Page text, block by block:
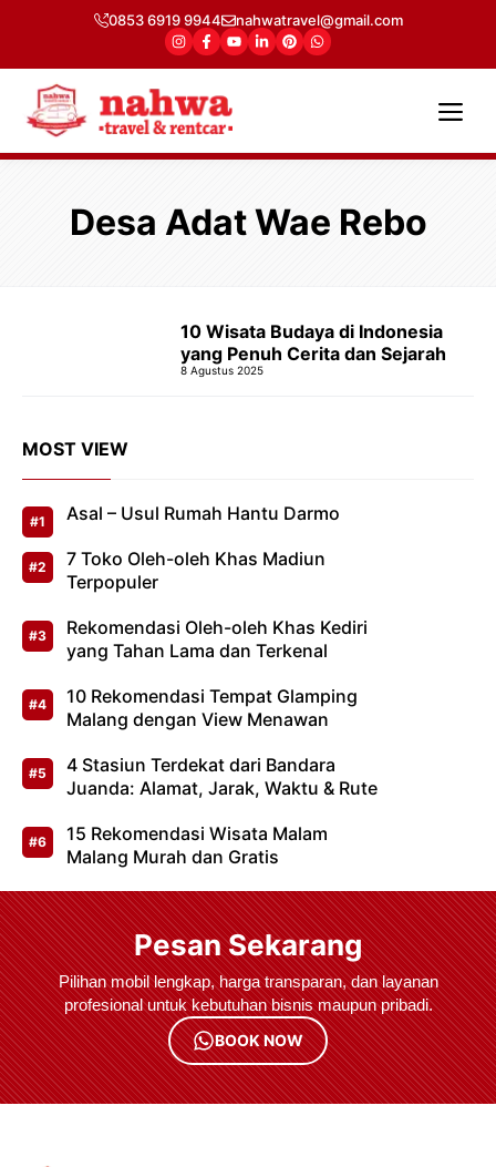
isi
0853 6919 9944 nahwatravel@gmail.com
Desa Adat Wae Rebo
10 Wisata Budaya di Indonesia
yang Penuh Cerita dan Sejarah
8 Agustus 2025
MOST VIEW
Asal – Usul Rumah Hantu Darmo
7 Toko Oleh-oleh Khas Madiun
Terpopuler
Rekomendasi Oleh-oleh Khas Kediri
yang Tahan Lama dan Terkenal
10 Rekomendasi Tempat Glamping
Malang dengan View Menawan
4 Stasiun Terdekat dari Bandara
Juanda: Alamat, Jarak, Waktu & Rute
15 Rekomendasi Wisata Malam
Malang Murah dan Gratis
Pesan Sekarang
Pilihan mobil lengkap, harga transparan, dan layanan
profesional untuk kebutuhan bisnis maupun pribadi.
BOOK NOW